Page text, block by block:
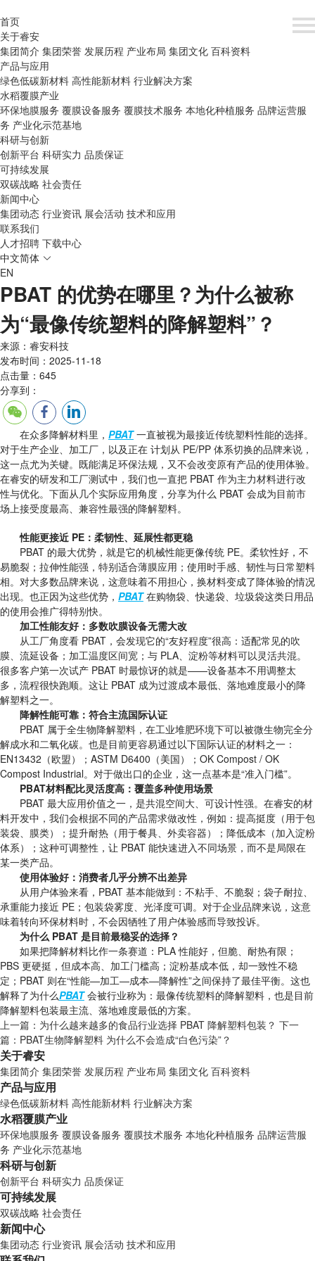
首页
关于睿安
集团简介 集团荣誉 发展历程 产业布局 集团文化 百科资料
产品与应用
绿色低碳新材料 高性能新材料 行业解决方案
水稻覆膜产业
环保地膜服务 覆膜设备服务 覆膜技术服务 本地化种植服务 品牌运营服
务 产业化示范基地
科研与创新
创新平台 科研实力 品质保证
可持续发展
双碳战略 社会责任
新闻中心
集团动态 行业资讯 展会活动 技术和应用
联系我们
人才招聘 下载中心
中文简体
EN
PBAT 的优势在哪里？为什么被称
为“最像传统塑料的降解塑料”？
来源：睿安科技
发布时间：2025-11-18
点击量：645
分享到：
在众多降解材料里， PBAT一直被视为最接近传统塑料性能的选择。
对于生产企业、加工厂，以及正在 计划从 PE/PP 体系切换的品牌来说，
这一点尤为关键。既能满足环保法规，又不会改变原有产品的使用体验。
在睿安的研发和工厂测试中，我们也一直把 PBAT 作为主力材料进行改
性与优化。下面从几个实际应用角度，分享为什么 PBAT 会成为目前市
场上接受度最高、兼容性最强的降解塑料。
性能更接近 PE：柔韧性、延展性都更稳
PBAT 的最大优势，就是它的机械性能更像传统 PE。柔软性好，不
易脆裂；拉伸性能强，特别适合薄膜应用；使用时手感、韧性与日常塑料
相。对大多数品牌来说，这意味着不用担心，换材料变成了降体验的情况
出现。也正因为这些优势， PBAT在购物袋、快递袋、垃圾袋这类日用品
的使用会推广得特别快。
加工性能友好：多数吹膜设备无需大改
从工厂角度看 PBAT，会发现它的“友好程度”很高：适配常见的吹
膜、流延设备；加工温度区间宽；与 PLA、淀粉等材料可以灵活共混。
很多客户第一次试产 PBAT 时最惊讶的就是——设备基本不用调整太
多，流程很快跑顺。这让 PBAT 成为过渡成本最低、落地难度最小的降
解塑料之一。
降解性能可靠：符合主流国际认证
PBAT 属于全生物降解塑料，在工业堆肥环境下可以被微生物完全分
解成水和二氧化碳。也是目前更容易通过以下国际认证的材料之一：
EN13432（欧盟）；ASTM D6400（美国）；OK Compost / OK
Compost Industrial。对于做出口的企业，这一点基本是“准入门槛”。
PBAT材料配比灵活度高：覆盖多种使用场景
PBAT 最大应用价值之一，是共混空间大、可设计性强。在睿安的材
料开发中，我们会根据不同的产品需求做改性，例如：提高挺度（用于包
装袋、膜类）；提升耐热（用于餐具、外卖容器）；降低成本（加入淀粉
体系）；这种可调整性，让 PBAT 能快速进入不同场景，而不是局限在
某一类产品。
使用体验好：消费者几乎分辨不出差异
从用户体验来看，PBAT 基本能做到：不粘手、不脆裂；袋子耐拉、
承重能力接近 PE；包装袋雾度、光泽度可调。对于企业品牌来说，这意
味着转向环保材料时，不会因牺牲了用户体验感而导致投诉。
为什么 PBAT 是目前最稳妥的选择？
如果把降解材料比作一条赛道：PLA 性能好，但脆、耐热有限；
PBS 更硬挺，但成本高、加工门槛高；淀粉基成本低，却一致性不稳
定；PBAT 则在“性能—加工—成本—降解性”之间保持了最佳平衡。这也
解释了为什么PBAT会被行业称为：最像传统塑料的降解塑料，也是目前
降解塑料包装最主流、落地难度最低的方案。
上一篇： 为什么越来越多的食品行业选择 PBAT 降解塑料包装？ 下一
篇： PBAT生物降解塑料 为什么不会造成“白色污染”？
关于睿安
集团简介 集团荣誉 发展历程 产业布局 集团文化 百科资料
产品与应用
绿色低碳新材料 高性能新材料 行业解决方案
水稻覆膜产业
环保地膜服务 覆膜设备服务 覆膜技术服务 本地化种植服务 品牌运营服
务 产业化示范基地
科研与创新
创新平台 科研实力 品质保证
可持续发展
双碳战略 社会责任
新闻中心
集团动态 行业资讯 展会活动 技术和应用